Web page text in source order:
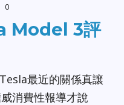
0
Model 3評
最近的關係真讓
消費性報導才說